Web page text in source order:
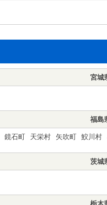
宮城
福島
鏡石町 天栄村 矢吹町 鮫川村
茨城